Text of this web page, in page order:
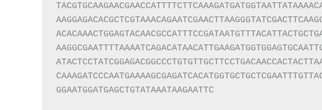
GGAATGGATGAGCTGTATAAATAAGAATTC